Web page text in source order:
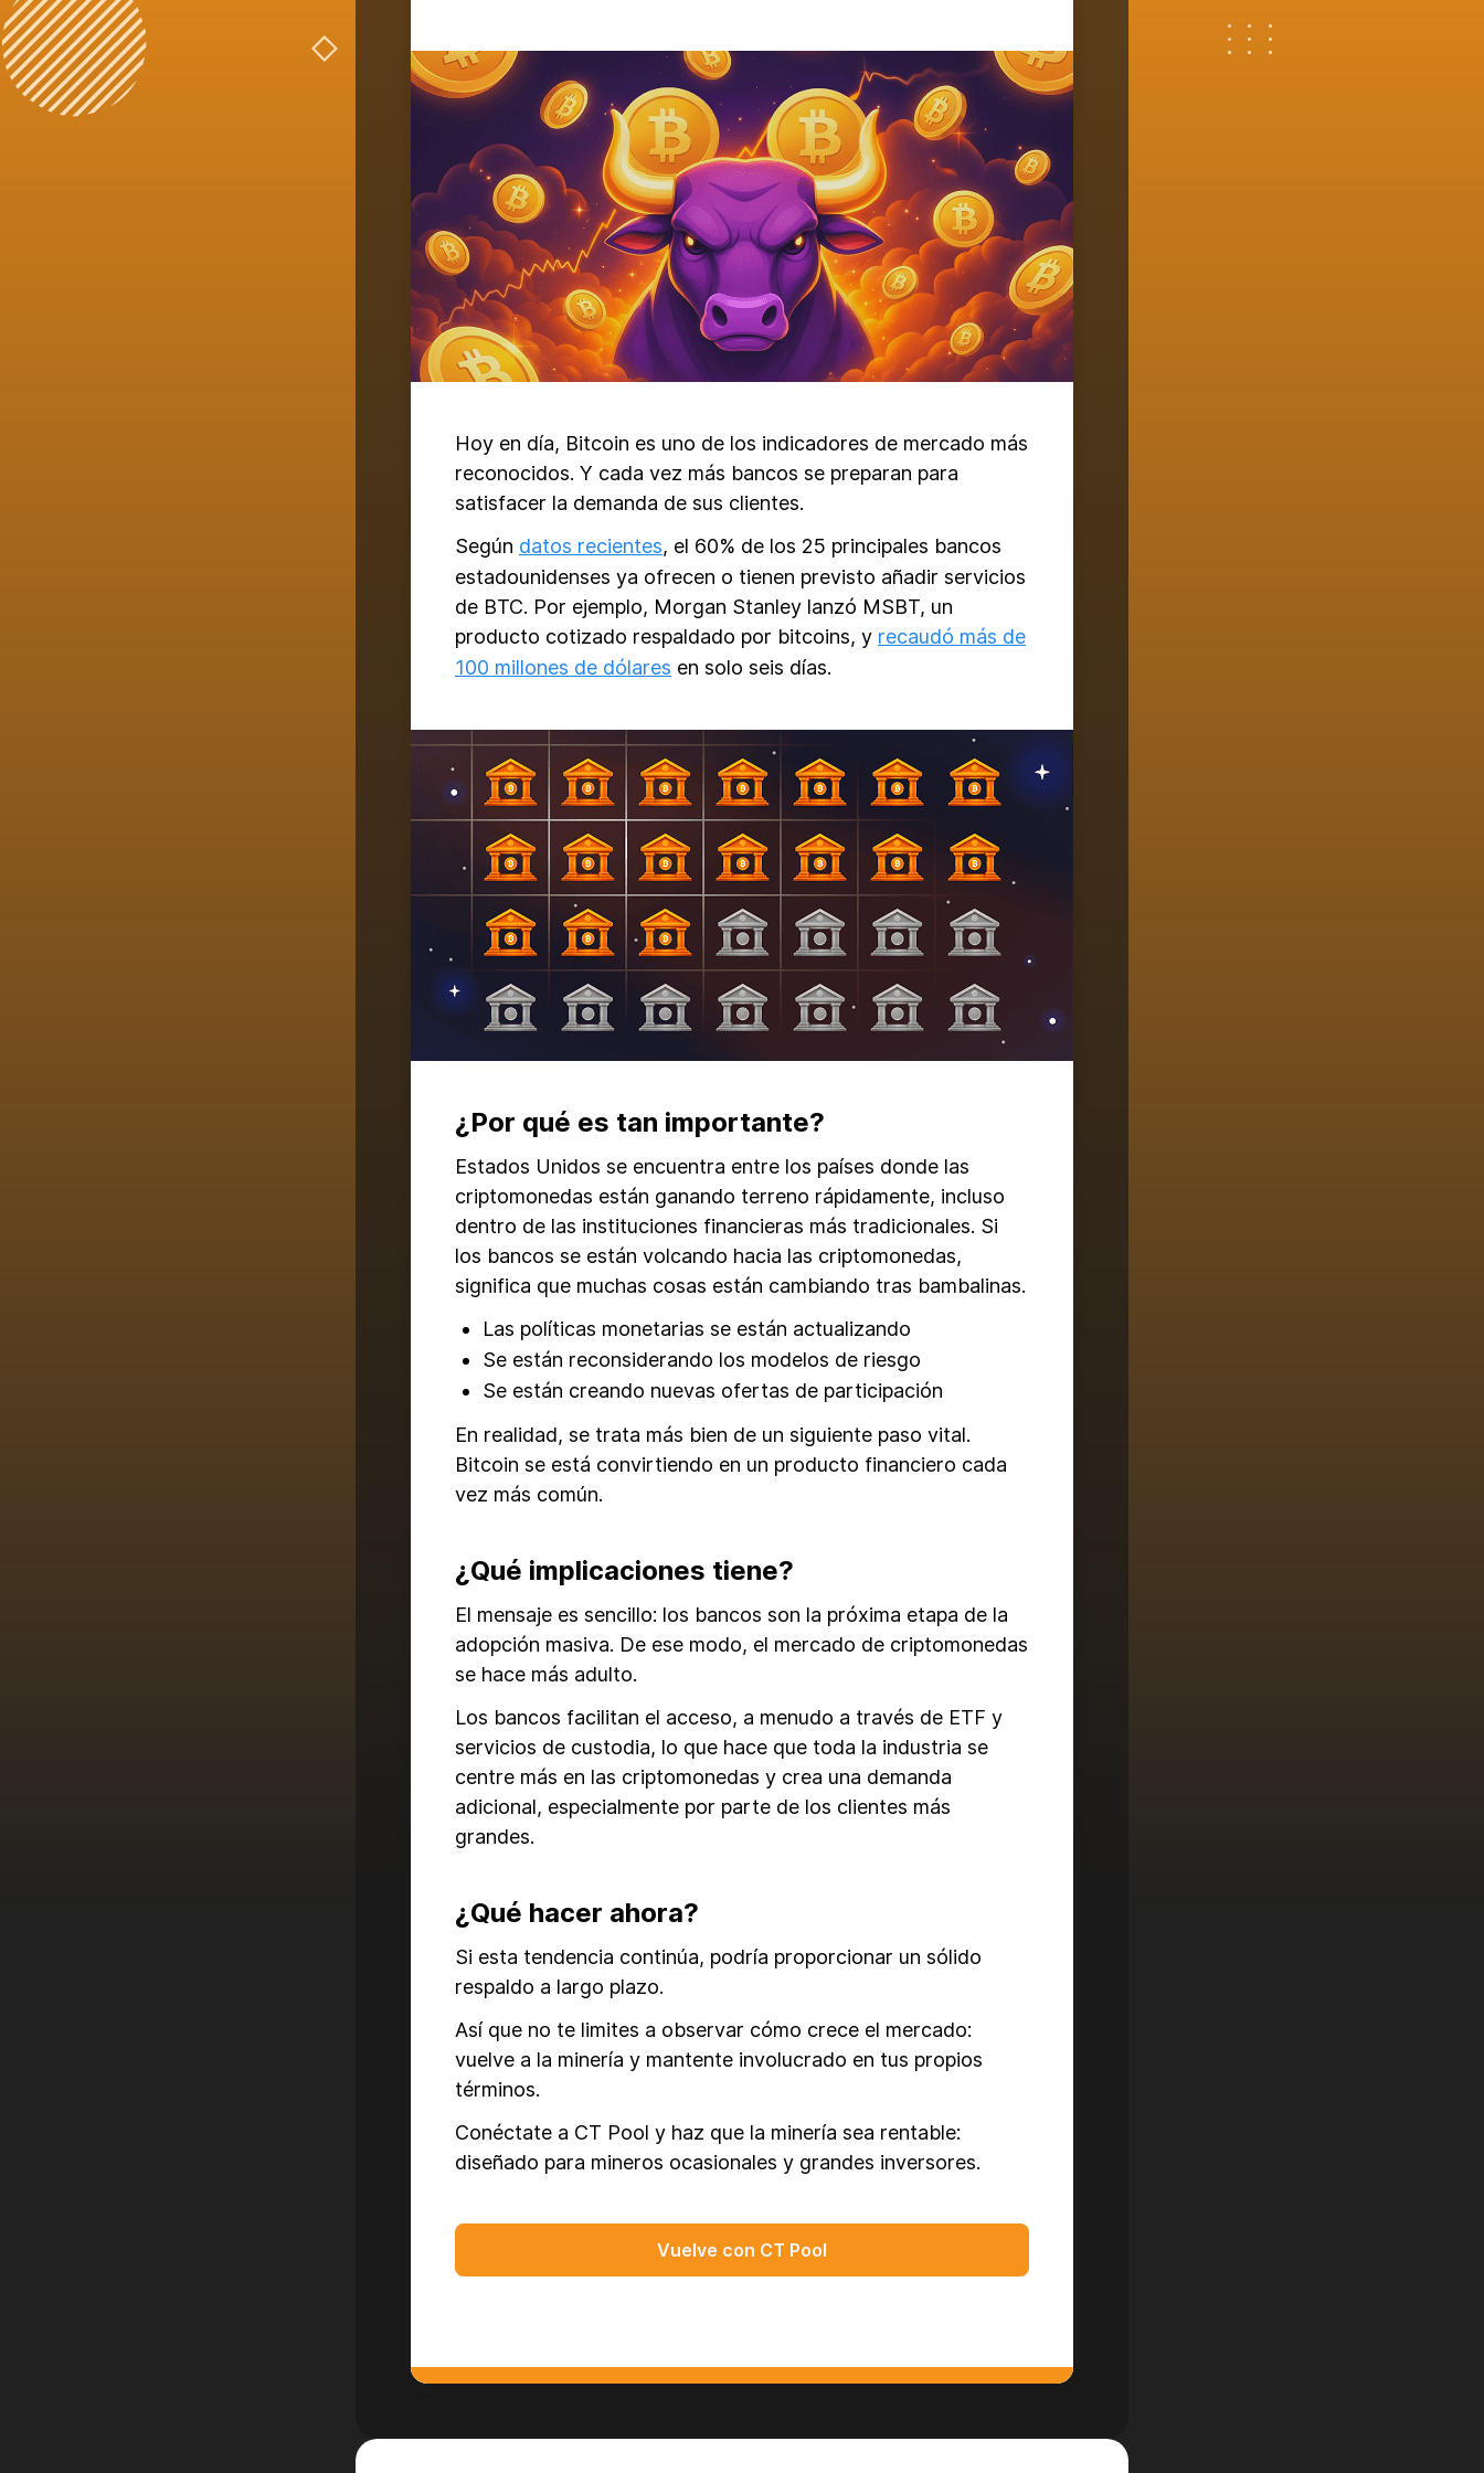
Hoy en día, Bitcoin es uno de los indicadores de mercado más
reconocidos. Y cada vez más bancos se preparan para
satisfacer la demanda de sus clientes.
Según datos recientes, el 60% de los 25 principales bancos
estadounidenses ya ofrecen o tienen previsto añadir servicios
de BTC. Por ejemplo, Morgan Stanley lanzó MSBT, un
producto cotizado respaldado por bitcoins, y recaudó más de
100 millones de dólares en solo seis días.
¿Por qué es tan importante?
Estados Unidos se encuentra entre los países donde las
criptomonedas están ganando terreno rápidamente, incluso
dentro de las instituciones financieras más tradicionales. Si
los bancos se están volcando hacia las criptomonedas,
significa que muchas cosas están cambiando tras bambalinas.
Las políticas monetarias se están actualizando
Se están reconsiderando los modelos de riesgo
Se están creando nuevas ofertas de participación
En realidad, se trata más bien de un siguiente paso vital.
Bitcoin se está convirtiendo en un producto financiero cada
vez más común.
¿Qué implicaciones tiene?
El mensaje es sencillo: los bancos son la próxima etapa de la
adopción masiva. De ese modo, el mercado de criptomonedas
se hace más adulto.
Los bancos facilitan el acceso, a menudo a través de ETF y
servicios de custodia, lo que hace que toda la industria se
centre más en las criptomonedas y crea una demanda
adicional, especialmente por parte de los clientes más
grandes.
¿Qué hacer ahora?
Si esta tendencia continúa, podría proporcionar un sólido
respaldo a largo plazo.
Así que no te limites a observar cómo crece el mercado:
vuelve a la minería y mantente involucrado en tus propios
términos.
Conéctate a CT Pool y haz que la minería sea rentable:
diseñado para mineros ocasionales y grandes inversores.
Vuelve con CT Pool